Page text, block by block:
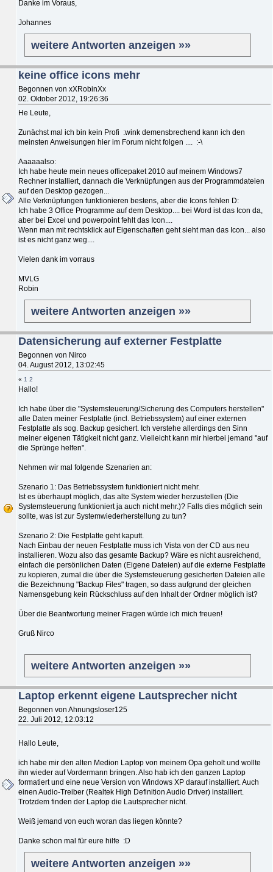
Danke im Voraus,
Johannes
weitere Antworten anzeigen »»
keine office icons mehr
Begonnen von xXRobinXx
02. Oktober 2012, 19:26:36
He Leute,
Zunächst mal ich bin kein Profi :wink demensbrechend kann ich den
meinsten Anweisungen hier im Forum nicht folgen .... :-\
Aaaaaalso:
Ich habe heute mein neues officepaket 2010 auf meinem Windows7
Rechner installiert, dannach die Verknüpfungen aus der Programmdateien
auf den Desktop gezogen...
Alle Verknüpfungen funktionieren bestens, aber die Icons fehlen D:
Ich habe 3 Office Programme auf dem Desktop.... bei Word ist das Icon da,
aber bei Excel und powerpoint fehlt das Icon....
Wenn man mit rechtsklick auf Eigenschaften geht sieht man das Icon... also
ist es nicht ganz weg....
Vielen dank im vorraus
MVLG
Robin
weitere Antworten anzeigen »»
Datensicherung auf externer Festplatte
Begonnen von Nirco
04. August 2012, 13:02:45
« 1 2
Hallo!
Ich habe über die "Systemsteuerung/Sicherung des Computers herstellen"
alle Daten meiner Festplatte (incl. Betriebssystem) auf einer externen
Festplatte als sog. Backup gesichert. Ich verstehe allerdings den Sinn
meiner eigenen Tätigkeit nicht ganz. Vielleicht kann mir hierbei jemand "auf
die Sprünge helfen".
Nehmen wir mal folgende Szenarien an:
Szenario 1: Das Betriebssystem funktioniert nicht mehr.
Ist es überhaupt möglich, das alte System wieder herzustellen (Die
Systemsteuerung funktioniert ja auch nicht mehr.)? Falls dies möglich sein
sollte, was ist zur Systemwiederherstellung zu tun?
Szenario 2: Die Festplatte geht kaputt.
Nach Einbau der neuen Festplatte muss ich Vista von der CD aus neu
installieren. Wozu also das gesamte Backup? Wäre es nicht ausreichend,
einfach die persönlichen Daten (Eigene Dateien) auf die externe Festplatte
zu kopieren, zumal die über die Systemsteuerung gesicherten Dateien alle
die Bezeichnung "Backup Files" tragen, so dass aufgrund der gleichen
Namensgebung kein Rückschluss auf den Inhalt der Ordner möglich ist?
Über die Beantwortung meiner Fragen würde ich mich freuen!
Gruß Nirco
weitere Antworten anzeigen »»
Laptop erkennt eigene Lautsprecher nicht
Begonnen von Ahnungsloser125
22. Juli 2012, 12:03:12
Hallo Leute,
ich habe mir den alten Medion Laptop von meinem Opa geholt und wollte
ihn wieder auf Vordermann bringen. Also hab ich den ganzen Laptop
formatiert und eine neue Version von Windows XP darauf installiert. Auch
einen Audio-Treiber (Realtek High Definition Audio Driver) installiert.
Trotzdem finden der Laptop die Lautsprecher nicht.
Weiß jemand von euch woran das liegen könnte?
Danke schon mal für eure hilfe :D
weitere Antworten anzeigen »»